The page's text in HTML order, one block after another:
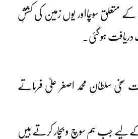
متعلق سوچااور یوں زمین کی کششِ
ہو گئی۔
سخی سلطان محمد اصغر علیؒ فرماتے
کے لیے جب ہم سوچ و بچار کرتے ہیں